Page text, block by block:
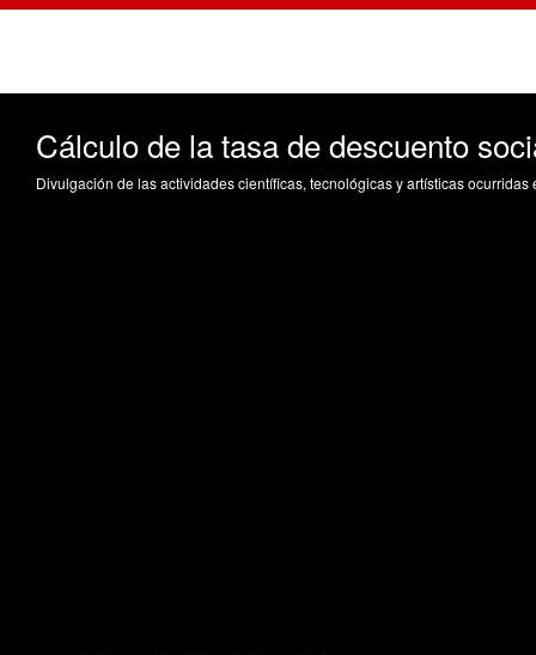
Cálculo de la tasa de descuento
Divulgación de las actividades científicas, tecnológicas y artísticas ocurridas